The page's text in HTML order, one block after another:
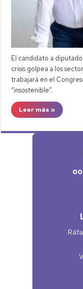
El candidato a
crisis golpea a los
trabajará en el
“insostenible”.
Leer más »